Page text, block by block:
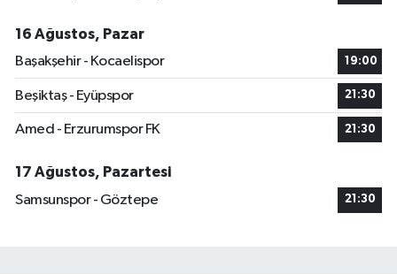
16 Ağustos, Pazar
Başakşehir - Kocaelispor
19:00
Beşiktaş - Eyüpspor 21:30
Amed - Erzurumspor FK 21:30
17 Ağustos, Pazartesi
Samsunspor - Göztepe
21:30